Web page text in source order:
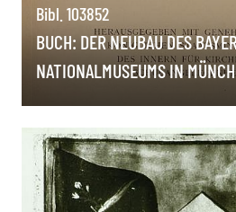
Bibl. 103852
BUCH: DER NEUBAU DES
NATIONALMUSEUMS IN